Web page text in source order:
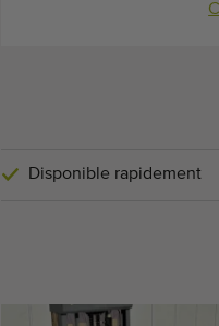
Disponible rapidement